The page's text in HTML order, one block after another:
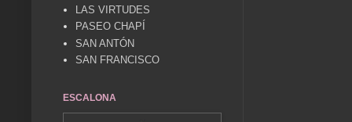
LAS VIRTUDES
PASEO CHAPÍ
SAN ANTÓN
SAN FRANCISCO
ESCALONA